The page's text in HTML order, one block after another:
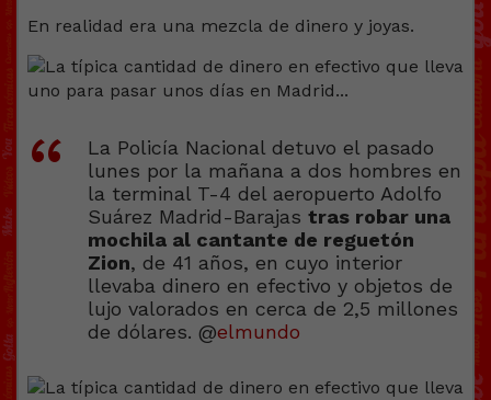
En realidad era una mezcla de dinero y joyas.
La Policía Nacional detuvo el pasado
lunes por la mañana a dos hombres en
la terminal T-4 del aeropuerto Adolfo
Suárez Madrid-Barajas tras robar una
mochila al cantante de reguetón
Zion, de 41 años, en cuyo interior
llevaba dinero en efectivo y objetos de
lujo valorados en cerca de 2,5 millones
de dólares. @elmundo